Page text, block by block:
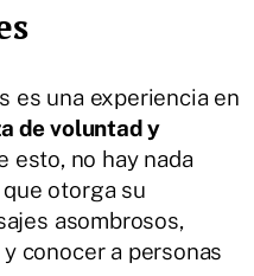
es una experiencia en
de voluntad y
esto, no hay nada
otorga su
asombrosos,
conocer a personas